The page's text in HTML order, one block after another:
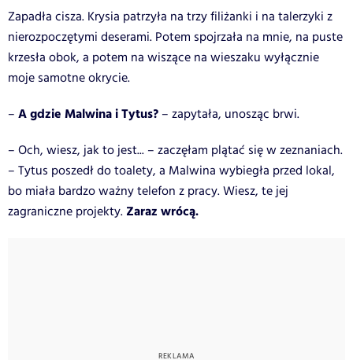
Zapadła cisza. Krysia patrzyła na trzy filiżanki i na talerzyki z
nierozpoczętymi deserami. Potem spojrzała na mnie, na puste
krzesła obok, a potem na wiszące na wieszaku wyłącznie
moje samotne okrycie.
– A gdzie Malwina i Tytus? – zapytała, unosząc brwi.
– Och, wiesz, jak to jest... – zaczęłam plątać się w zeznaniach.
– Tytus poszedł do toalety, a Malwina wybiegła przed lokal,
bo miała bardzo ważny telefon z pracy. Wiesz, te jej
zagraniczne projekty. Zaraz wrócą.